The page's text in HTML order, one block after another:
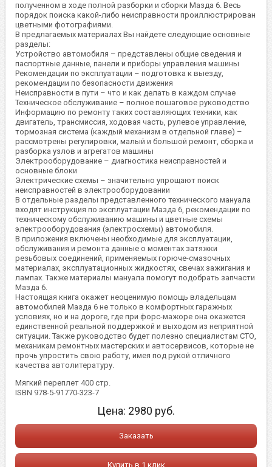
полученном в ходе полной разборки и сборки Мазда 6. Весь
порядок поиска какой-либо неисправности проиллюстрирован
цветными фотографиями.
В предлагаемых материалах Вы найдете следующие основные
разделы:
Устройство автомобиля – представлены общие сведения и
паспортные данные, панели и приборы управления машины
Рекомендации по эксплуатации – подготовка к выезду,
рекомендации по безопасности движения
Неисправности в пути – что и как делать в каждом случае
Техническое обслуживание – полное пошаговое руководство
Информацию по ремонту таких составляющих техники, как
двигатель, трансмиссия, ходовая часть, рулевое управление,
тормозная система (каждый механизм в отдельной главе) –
рассмотрены регулировки, малый и большой ремонт, сборка и
разборка узлов и агрегатов машины
Электрооборудование – диагностика неисправностей и
основные блоки
Электрические схемы – значительно упрощают поиск
неисправностей в электрооборудовании
В отдельные разделы представленного технического мануала
входят инструкция по эксплуатации Мазда 6, рекомендации по
техническому обслуживанию машины и цветные схемы
электрооборудования (электросхемы) автомобиля.
В приложения включены необходимые для эксплуатации,
обслуживания и ремонта данные о моментах затяжки
резьбовых соединений, применяемых горюче-смазочных
материалах, эксплуатационных жидкостях, свечах зажигания и
лампах. Также материалы мануала помогут подобрать запчасти
Мазда 6.
Настоящая книга окажет неоценимую помощь владельцам
автомобилей Мазда 6 не только в комфортных гаражных
условиях, но и на дороге, где при форс-мажоре она окажется
единственной реальной поддержкой и выходом из неприятной
ситуации. Также руководство будет полезно специалистам СТО,
механикам ремонтных мастерских и автосервисов, которые не
прочь упростить свою работу, имея под рукой отличного
качества автолитературу.
Мягкий переплет 400 стр.
ISBN 978-5-91770-323-7
Цена: 2980 руб.
Заказать
Купить в 1 клик